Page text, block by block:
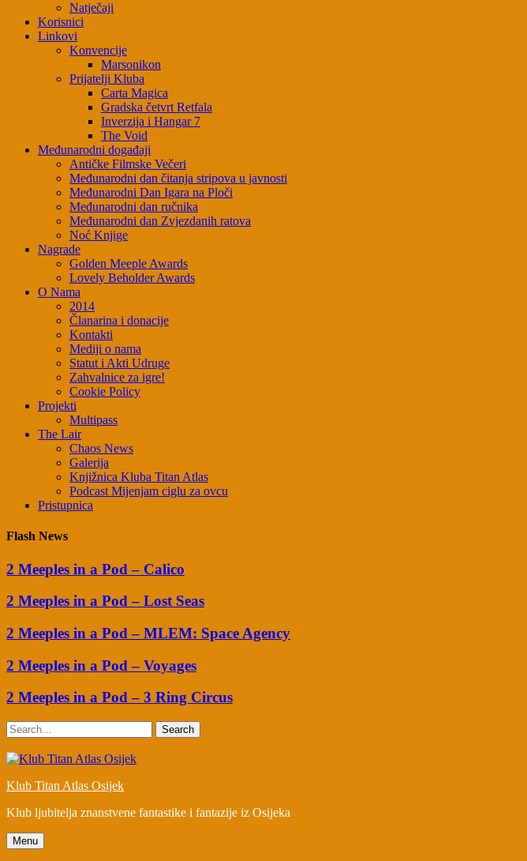
Natječaji
Korisnici
Linkovi
Konvencije
Marsonikon
Prijatelji Kluba
Carta Magica
Gradska četvrt Retfala
Inverzija i Hangar 7
The Void
Međunarodni događaji
Antičke Filmske Večeri
Međunarodni dan čitanja stripova u javnosti
Međunarodni Dan Igara na Ploči
Međunarodni dan ručnika
Međunarodni dan Zvjezdanih ratova
Noć Knjige
Nagrade
Golden Meeple Awards
Lovely Beholder Awards
O Nama
2014
Članarina i donacije
Kontakti
Mediji o nama
Statut i Akti Udruge
Zahvalnice za igre!
Cookie Policy
Projekti
Multipass
The Lair
Chaos News
Galerija
Knjižnica Kluba Titan Atlas
Podcast Mijenjam ciglu za ovcu
Pristupnica
Flash News
2 Meeples in a Pod – Calico
2 Meeples in a Pod – Lost Seas
2 Meeples in a Pod – MLEM: Space Agency
2 Meeples in a Pod – Voyages
2 Meeples in a Pod – 3 Ring Circus
Search
Klub Titan Atlas Osijek
Klub ljubitelja znanstvene fantastike i fantazije iz Osijeka
Menu